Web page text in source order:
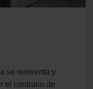
se reinventa y
el contrario de